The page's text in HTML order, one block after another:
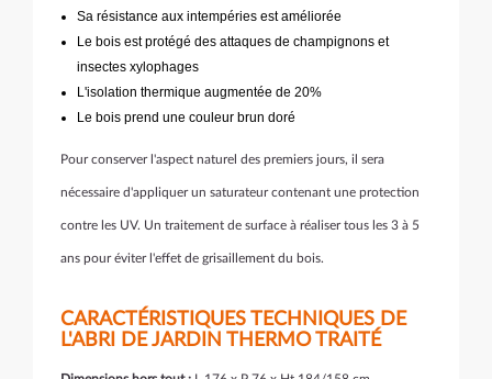
Sa résistance aux intempéries est améliorée
Le bois est protégé des attaques de champignons et
insectes xylophages
L'isolation thermique augmentée de 20%
Le bois prend une couleur brun doré
Pour conserver l'aspect naturel des premiers jours, il sera
nécessaire d'appliquer un saturateur contenant une protection
contre les UV. Un traitement de surface à réaliser tous les 3 à 5
ans pour éviter l'effet de grisaillement du bois.
CARACTÉRISTIQUES TECHNIQUES DE
L'ABRI DE JARDIN THERMO TRAITÉ